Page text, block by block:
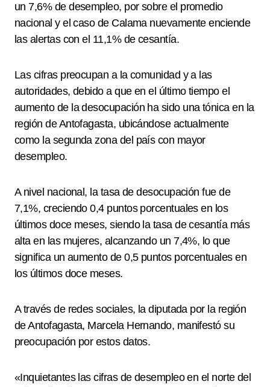
un 7,6% de desempleo, por sobre el promedio
nacional y el caso de Calama nuevamente enciende
las alertas con el 11,1% de cesantía.
Las cifras preocupan a la comunidad y a las
autoridades, debido a que en el último tiempo el
aumento de la desocupación ha sido una tónica en la
región de Antofagasta, ubicándose actualmente
como la segunda zona del país con mayor
desempleo.
A nivel nacional, la tasa de desocupación fue de
7,1%, creciendo 0,4 puntos porcentuales en los
últimos doce meses, siendo la tasa de cesantía más
alta en las mujeres, alcanzando un 7,4%, lo que
significa un aumento de 0,5 puntos porcentuales en
los últimos doce meses.
A través de redes sociales, la diputada por la región
de Antofagasta, Marcela Hernando, manifestó su
preocupación por estos datos.
«Inquietantes las cifras de desempleo en el norte del